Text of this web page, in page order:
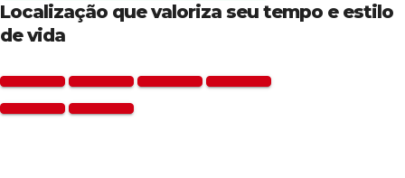
Localização que valoriza seu tempo e estilo
de vida